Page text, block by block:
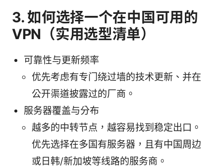
3. 如何选择一个在中国可用的
VPN（实用选型清单）
可靠性与更新频率
优先考虑有专门绕过墙的技术更新、并在
公开渠道披露过的厂商。
服务器覆盖与分布
越多的中转节点，越容易找到稳定出口。
优先选择在多国有服务器，且有中国周边
或日韩/新加坡等线路的服务商。